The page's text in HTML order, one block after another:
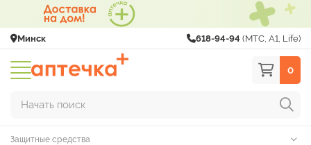
Минск 618-94-94 (МТС, A1, Life)
0
Начать поиск
Защитные средства